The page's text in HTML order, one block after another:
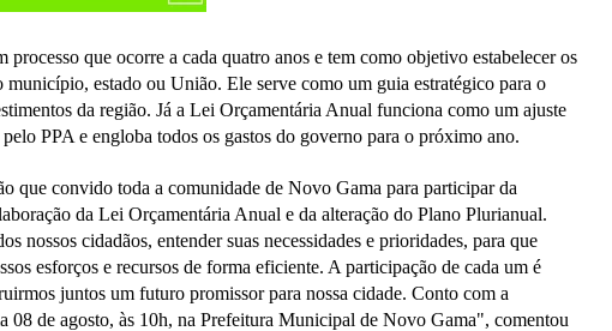
processo que ocorre a cada quatro anos e tem como objetivo estabelecer os
município, estado ou União. Ele serve como um guia estratégico para o
da região. Já a Lei Orçamentária Anual funciona como um ajuste
pelo PPA e engloba todos os gastos do governo para o próximo ano.
que convido toda a comunidade de Novo Gama para participar da
da Lei Orçamentária Anual e da alteração do Plano Plurianual.
nossos cidadãos, entender suas necessidades e prioridades, para que
esforços e recursos de forma eficiente. A participação de cada um é
juntos um futuro promissor para nossa cidade. Conto com a
08 de agosto, às 10h, na Prefeitura Municipal de Novo Gama", comentou